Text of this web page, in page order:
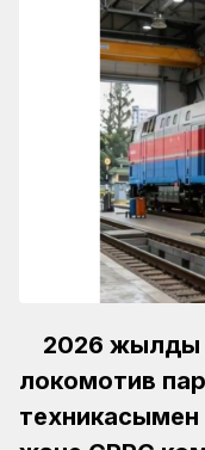
2026
локомотив